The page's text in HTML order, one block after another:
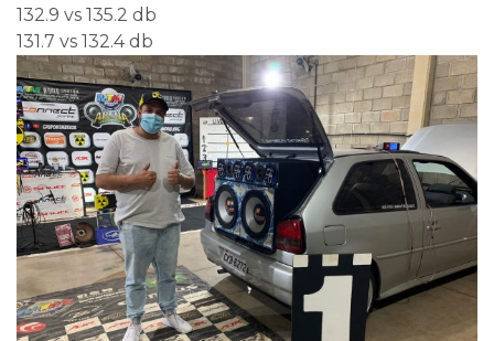
132.9 vs 135.2 db
131.7 vs 132.4 db